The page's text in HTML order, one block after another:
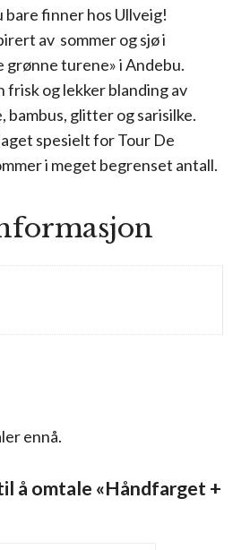
bare finner hos Ullveig!
av sommer og sjø i
grønne turene» i Andebu.
frisk og lekker blanding av
bambus, glitter og sarisilke.
spesielt for Tour De
i meget begrenset antall.
ennå.
å omtale «Håndfarget +